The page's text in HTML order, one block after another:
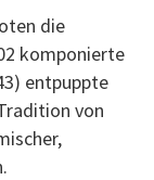
die
komponierte
entpuppte
von